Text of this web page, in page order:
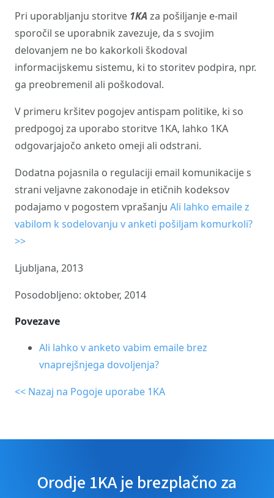
Pri uporabljanju storitve 1KA za pošiljanje e-mail
sporočil se uporabnik zavezuje, da s svojim
delovanjem ne bo kakorkoli škodoval
informacijskemu sistemu, ki to storitev podpira, npr.
ga preobremenil ali poškodoval.
V primeru kršitev pogojev antispam politike, ki so
predpogoj za uporabo storitve 1KA, lahko 1KA
odgovarjajočo anketo omeji ali odstrani.
Dodatna pojasnila o regulaciji email komunikacije s
strani veljavne zakonodaje in etičnih kodeksov
podajamo v pogostem vprašanju Ali lahko emaile z
vabilom k sodelovanju v anketi pošiljam komurkoli?
>>
Ljubljana, 2013
Posodobljeno: oktober, 2014
Povezave
Ali lahko v anketo vabim emaile brez
vnaprejšnjega dovoljenja?
<< Nazaj na Pogoje uporabe 1KA
Orodje 1KA je brezplačno za